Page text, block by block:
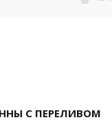
С ПЕРЕЛИВОМ